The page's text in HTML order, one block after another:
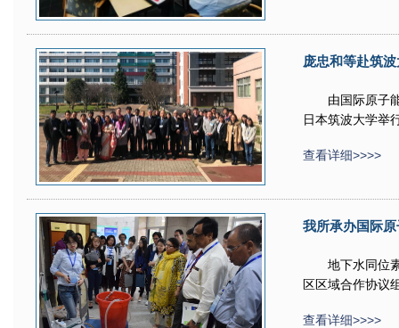
庞忠和等赴筑
由国际原子
日本筑波大学举
查看详细>>>>
我所承办国际
地下水同位
区区域合作协议
查看详细>>>>